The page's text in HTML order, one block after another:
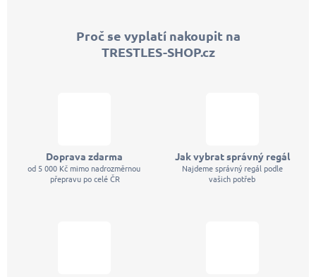
Proč se vyplatí nakoupit na
TRESTLES-SHOP.cz
Doprava zdarma
od 5 000 Kč mimo nadrozměrnou
přepravu po celé ČR
Jak vybrat správný regál
Najdeme správný regál podle
vašich potřeb